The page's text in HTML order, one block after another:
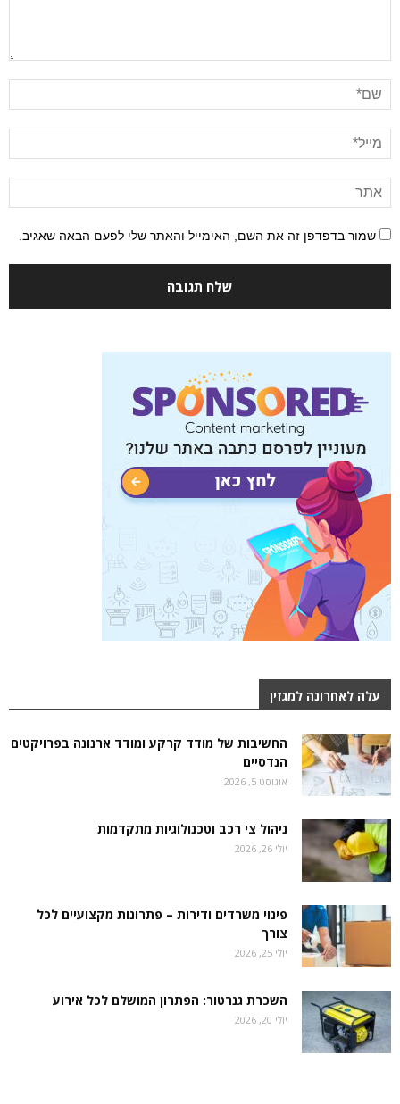
שמור בדפדפן זה את השם, האימייל והאתר שלי לפעם הבאה שאגיב.
עלה לאחרונה למגזין
החשיבות של מודד קרקע ומודד ארנונה בפרויקטים
הנדסיים
אוגוסט 5, 2026
ניהול צי רכב וטכנולוגיות מתקדמות
יולי 26, 2026
פינוי משרדים ודירות – פתרונות מקצועיים לכל
צורך
יולי 25, 2026
השכרת גנרטור: הפתרון המושלם לכל אירוע
יולי 20, 2026